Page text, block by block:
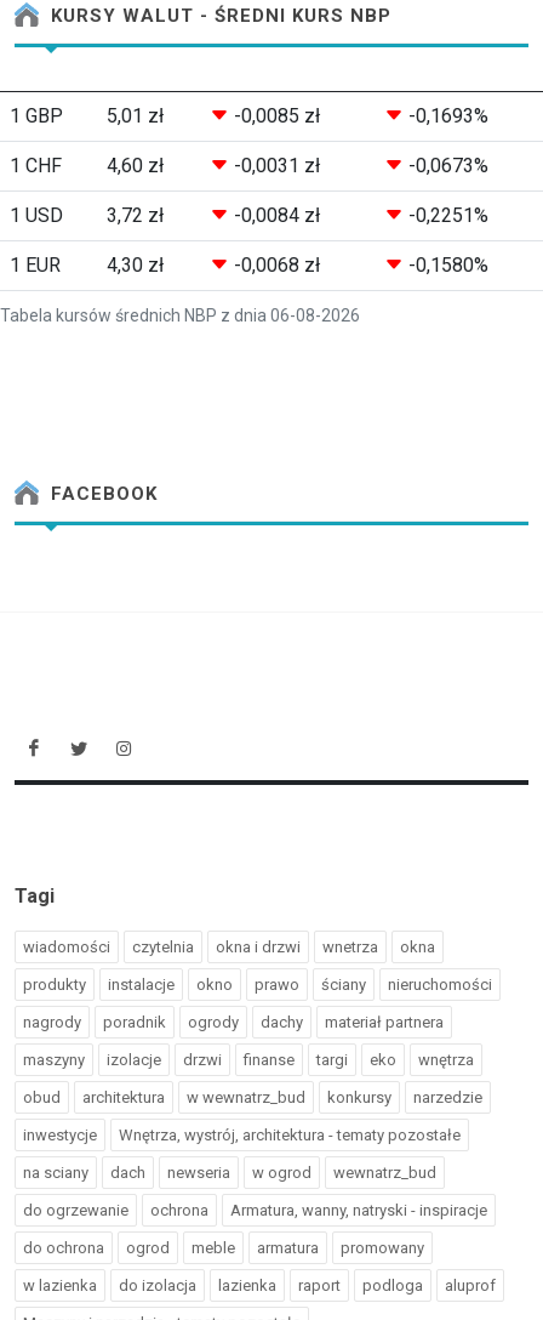
KURSY WALUT - ŚREDNI KURS NBP
Tabela kursów średnich NBP z dnia 06-08-2026
1 GBP 5,01 zł -0,0085 zł -0,1693%
1 CHF 4,60 zł -0,0031 zł -0,0673%
1 USD 3,72 zł -0,0084 zł -0,2251%
1 EUR 4,30 zł -0,0068 zł -0,1580%
FACEBOOK
Tagi
wiadomości czytelnia okna i drzwi wnetrza okna
produkty instalacje okno prawo ściany nieruchomości
nagrody poradnik ogrody dachy materiał partnera
maszyny izolacje drzwi finanse targi eko wnętrza
obud architektura w wewnatrz_bud konkursy narzedzie
inwestycje Wnętrza, wystrój, architektura - tematy pozostałe
na sciany dach newseria w ogrod wewnatrz_bud
do ogrzewanie ochrona Armatura, wanny, natryski - inspiracje
do ochrona ogrod meble armatura promowany
w lazienka do izolacja lazienka raport podloga aluprof